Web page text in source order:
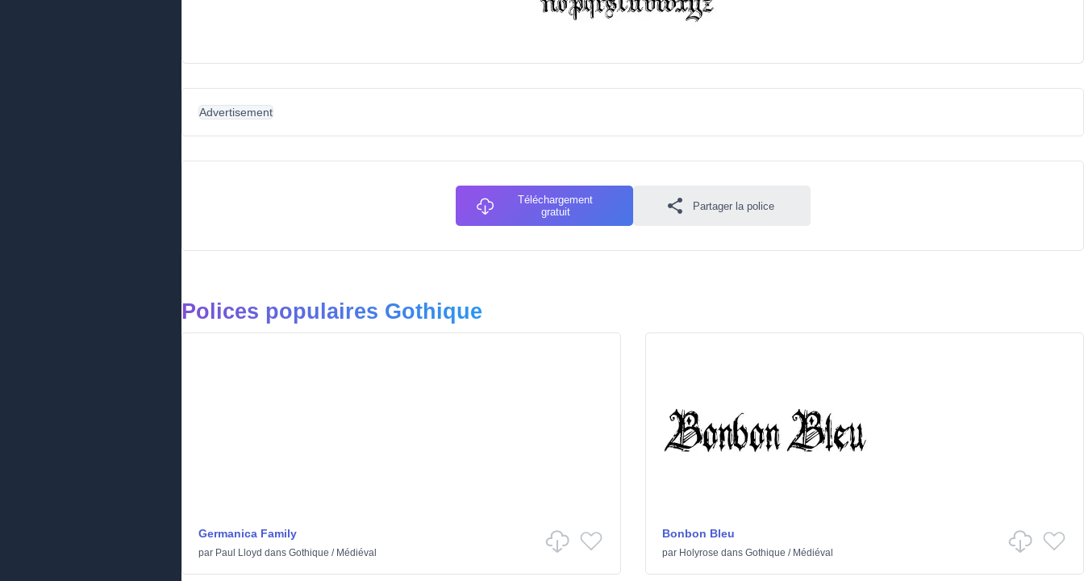
Advertisement
Téléchargement
gratuit
Partager la police
Polices populaires Gothique
Germanica Family
par Paul Lloyd dans Gothique / Médiéval
Bonbon Bleu
par Holyrose dans Gothique / Médiéval